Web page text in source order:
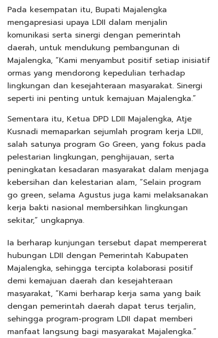
Pada kesempatan itu, Bupati Majalengka
mengapresiasi upaya LDII dalam menjalin
komunikasi serta sinergi dengan pemerintah
daerah, untuk mendukung pembangunan di
Majalengka, “Kami menyambut positif setiap inisiatif
ormas yang mendorong kepedulian terhadap
lingkungan dan kesejahteraan masyarakat. Sinergi
seperti ini penting untuk kemajuan Majalengka.”
Sementara itu, Ketua DPD LDII Majalengka, Atje
Kusnadi memaparkan sejumlah program kerja LDII,
salah satunya program Go Green, yang fokus pada
pelestarian lingkungan, penghijauan, serta
peningkatan kesadaran masyarakat dalam menjaga
kebersihan dan kelestarian alam, “Selain program
go green, selama Agustus juga kami melaksanakan
kerja bakti nasional membersihkan lingkungan
sekitar,” ungkapnya.
Ia berharap kunjungan tersebut dapat mempererat
hubungan LDII dengan Pemerintah Kabupaten
Majalengka, sehingga tercipta kolaborasi positif
demi kemajuan daerah dan kesejahteraan
masyarakat, “Kami berharap kerja sama yang baik
dengan pemerintah daerah dapat terus terjalin,
sehingga program-program LDII dapat memberi
manfaat langsung bagi masyarakat Majalengka.”